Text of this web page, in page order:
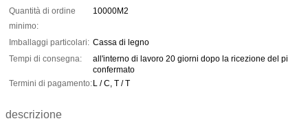
Quantità di ordine
minimo:
10000M2
Imballaggi particolari: Cassa di legno
Tempi di consegna:
all'interno di lavoro 20 giorni dopo la ricezione del pi
confermato
Termini di pagamento:L / C, T / T
descrizione